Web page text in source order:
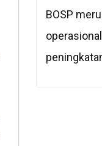
BOSP